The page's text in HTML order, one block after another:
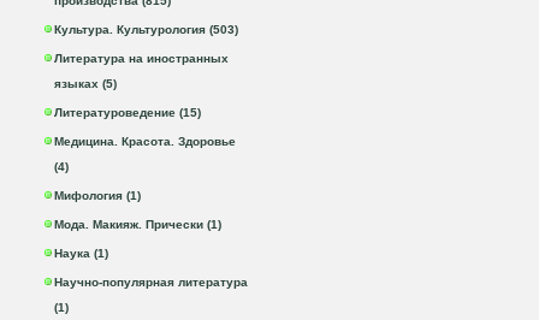
Культура. Культурология (503)
Литература на иностранных
языках (5)
Литературоведение (15)
Медицина. Красота. Здоровье
(4)
Мифология (1)
Мода. Макияж. Прически (1)
Наука (1)
Научно-популярная литература
(1)